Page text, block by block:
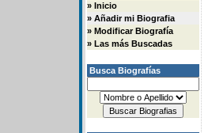
» Inicio
» Añadir mi Biografia
» Modificar Biografía
» Las más Buscadas
Busca Biografías